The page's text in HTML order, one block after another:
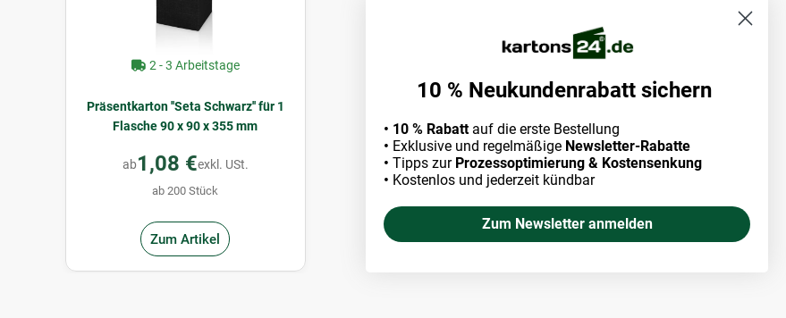
2 - 3 Arbeitstage
Präsentkarton ''Seta Schwarz'' für 1
Flasche 90 x 90 x 355 mm
ab1,08 €exkl. USt.
ab 200 Stück
Zum Artikel
10 % Neukundenrabatt sichern
• 10 % Rabatt auf die erste Bestellung
• Exklusive und regelmäßige Newsletter-Rabatte
• Tipps zur Prozessoptimierung & Kostensenkung
• Kostenlos und jederzeit kündbar
Zum Newsletter anmelden